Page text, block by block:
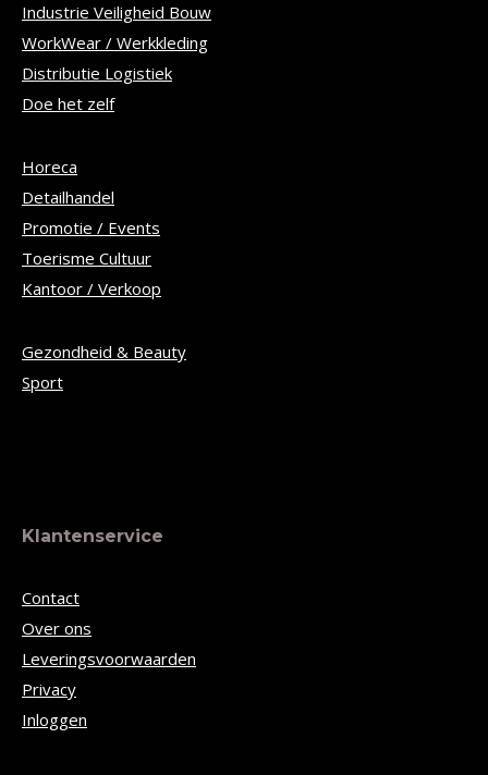
Industrie Veiligheid Bouw
WorkWear / Werkkleding
Distributie Logistiek
Doe het zelf
Horeca
Detailhandel
Promotie / Events
Toerisme Cultuur
Kantoor / Verkoop
Gezondheid & Beauty
Sport
Klantenservice
Contact
Over ons
Leveringsvoorwaarden
Privacy
Inloggen